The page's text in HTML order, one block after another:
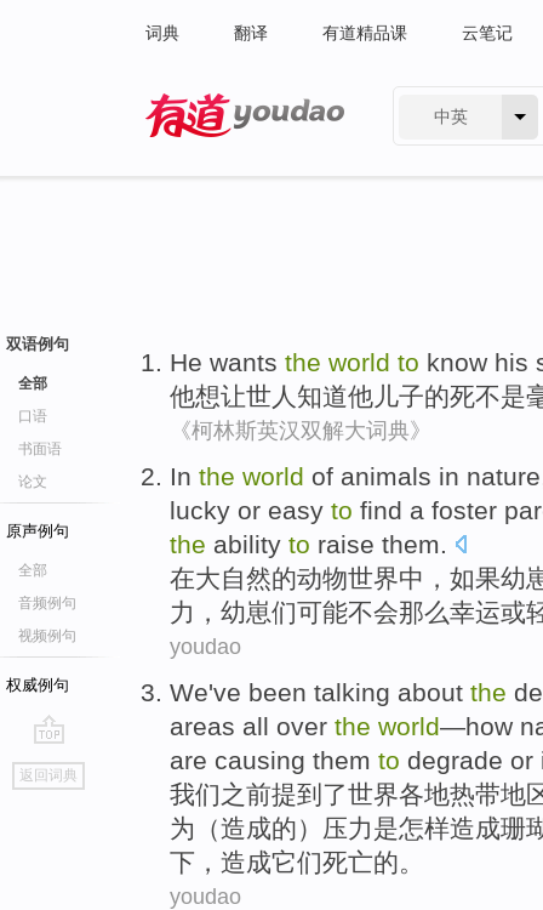
词典 翻译 有道精品课 云笔记
中英
双语例句
全部
口语
书面语
论文
原声例句
全部
音频例句
视频例句
权威例句
go
top
返回词典
He wants the world to know his
他想让世人 知道他 儿子的死不是
《柯林斯英汉双解大词典》
In the world of animals in
lucky or easy to find a foster
the ability to raise them.
在大自然的动物世界中，如果幼
力，幼崽们可能不会那么幸运或
youdao
We've been talking about the
areas all over the world—how
are causing them to degrade or
我们之前提到 了世界各地热带地
为 （造成的） 压力是怎样造成珊
下 ，造成它们死亡的。
youdao